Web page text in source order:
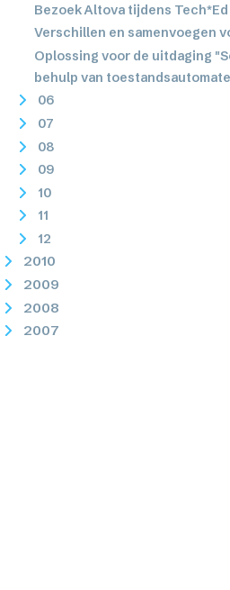
Bezoek Altova tijdens Tech*Ed
Verschillen en samenvoegen
Oplossing voor de uitdaging
behulp van
06
07
08
09
10
11
12
2010
2009
2008
2007